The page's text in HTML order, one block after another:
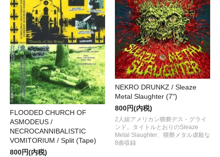
FLOODED CHURCH OF
ASMODEUS /
NECROCANNIBALISTIC
VOMITORIUM / Split (Tape)
800円(内税)
NEKRO DRUNKZ / Sleaze
Metal Slaughter (7")
800円(内税)
2人組アメリカン猥褻デス・グライ
ンド。タイトルとおりのSleaze
Metal Slaughter、猥褻メタル虐殺な
8曲収録